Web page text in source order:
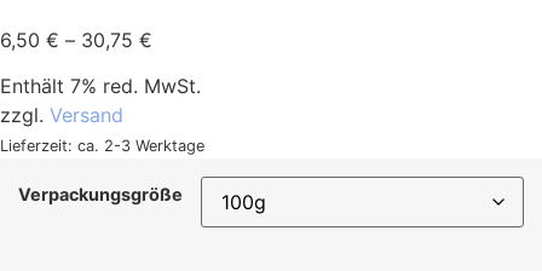
6,50 € – 30,75 €
Enthält 7% red. MwSt.
zzgl. Versand
Lieferzeit: ca. 2-3 Werktage
Verpackungsgröße